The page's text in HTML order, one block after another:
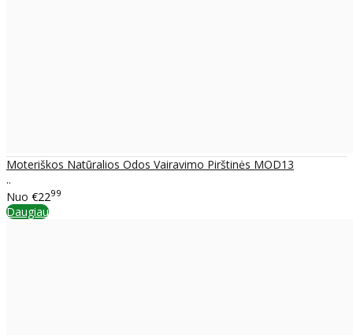
Moteriškos Natūralios Odos Vairavimo Pirštinės MOD13
..
Nuo €2299
Daugiau